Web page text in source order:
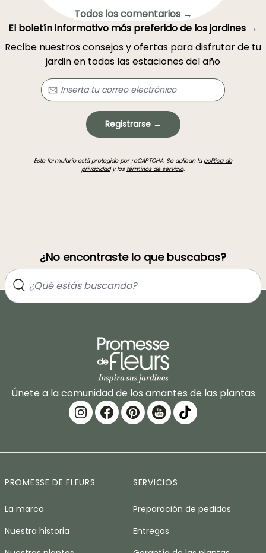
Todos los comentarios →
El boletín informativo más preferido de los jardines →
Recibe nuestros consejos y ofertas para disfrutar de tu
jardin en todas las estaciones del año
Registrarse →
Este formulario está protegido por reCAPTCHA. Se aplican lapolítica de
privacidady los términos de servicio.
¿No encontraste lo que buscabas?
Únete a la comunidad de los amantes de las plantas
PROMESSE DE FLEURS
La marca
Nuestra historia
SERVICIOS
Preparación de pedidos
Entregas